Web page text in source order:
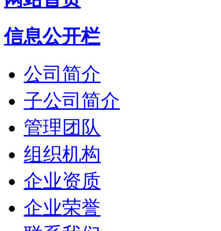
信息公开栏
公司简介
子公司简介
管理团队
组织机构
企业资质
企业荣誉